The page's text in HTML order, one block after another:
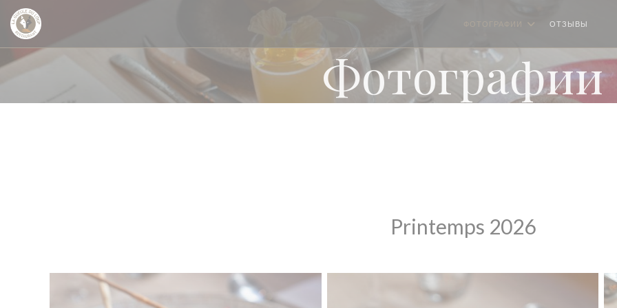
Панель управления cookies
ФОТОГРАФИИ ОТЗЫВЫ
Фотографии
Printemps 2026